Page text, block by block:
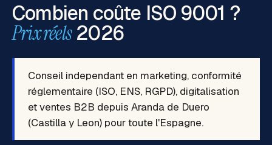
Combien coûte ISO 9001 ?
Prix réels2026
Conseil independant en marketing, conformité
réglementaire (ISO, ENS, RGPD), digitalisation
et ventes B2B depuis Aranda de Duero
(Castilla y Leon) pour toute l'Espagne.